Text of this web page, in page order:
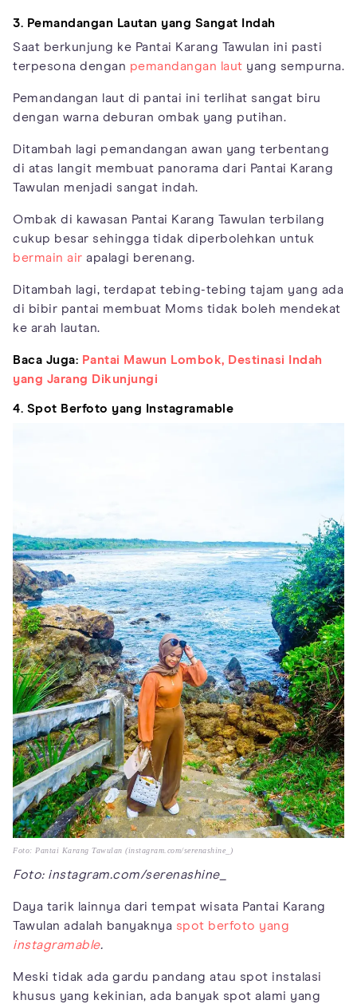
3. Pemandangan Lautan yang Sangat Indah
Saat berkunjung ke Pantai Karang Tawulan ini pasti
terpesona dengan pemandangan laut yang sempurna.
Pemandangan laut di pantai ini terlihat sangat biru
dengan warna deburan ombak yang putihan.
Ditambah lagi pemandangan awan yang terbentang
di atas langit membuat panorama dari Pantai Karang
Tawulan menjadi sangat indah.
Ombak di kawasan Pantai Karang Tawulan terbilang
cukup besar sehingga tidak diperbolehkan untuk
bermain air apalagi berenang.
Ditambah lagi, terdapat tebing-tebing tajam yang ada
di bibir pantai membuat Moms tidak boleh mendekat
ke arah lautan.
Baca Juga: Pantai Mawun Lombok, Destinasi Indah
yang Jarang Dikunjungi
4. Spot Berfoto yang Instagramable
Foto: Pantai Karang Tawulan (instagram.com/serenashine_)
Foto: instagram.com/serenashine_
Daya tarik lainnya dari tempat wisata Pantai Karang
Tawulan adalah banyaknya spot berfoto yang
instagramable.
Meski tidak ada gardu pandang atau spot instalasi
khusus yang kekinian, ada banyak spot alami yang